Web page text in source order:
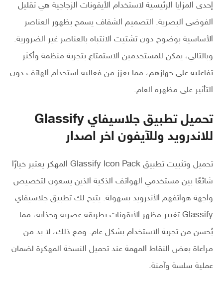
إحدى المزايا الرئيسية لاستخدام الأيقونات الزجاجية هي تقليل
الفوضى البصرية. التصميم الشفاف يسمح بظهور العناصر
الأساسية بوضوح دون تشتيت الانتباه بالعناصر غير الضرورية.
وبالتالي، يمكن للمستخدمين الاستمتاع بتجربة منظمة وأكثر
تفاعلية على جهازهم، مما يعزز من فعالية استخدام الهاتف دون
التأثير على مظهره العام.
تحميل تطبيق جلاسيفاي Glassify
للاندرويد وللآيفون اخر اصدار
تحميل وتثبيت تطبيق Glassify Icon Pack المهكر يعتبر خيارًا
شائعًا بين مستخدمي الهواتف الذكية الذين يسعون لتخصيص
واجهة هواتفهم الأندرويد بسهولة. يتيح لك تطبيق جلاسيفاي
Glassify تغيير مظهر الأيقونات بطريقة عصرية وجذابة، مما
يُحسن من تجربة الاستخدام بشكل عام. ومع ذلك، لا بد من
مراعاة بعض النقاط المهمة عند تحميل النسخة المهكرة لضمان
عملية سلسة وآمنة.